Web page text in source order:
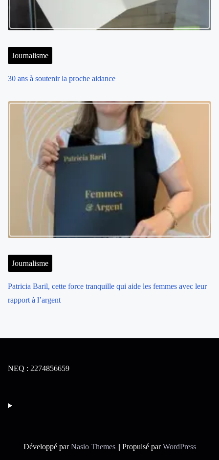
Journalisme
30 ans à soutenir la proche aidance
Journalisme
Patricia Baril, cette force tranquille qui aide les femmes avec leur
rapport à l’argent
NEQ : 2274856659
Développé parNasio Themes || Propulsé parWordPress